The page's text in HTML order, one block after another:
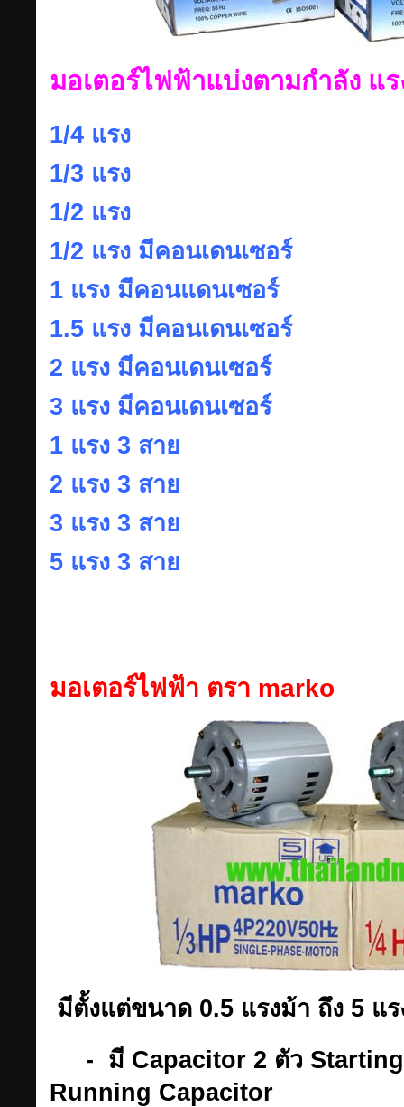
มอเตอร์ไฟฟ้าแบ่งตามกำลัง แ
1/4 แรง
1/3 แรง
1/2 แรง
1/2 แรง มีคอนเดนเซอร์
1 แรง มีคอนแดนเซอร์
1.5 แรง มีคอนเดนเซอร์
2 แรง มีคอนเดนเซอร์
3 แรง มีคอนเดนเซอร์
1 แรง 3 สาย
2 แรง 3 สาย
3 แรง 3 สาย
5 แรง 3 สาย
มอเตอร์ไฟฟ้า ตรา marko
มีตั้งแต่ขนาด 0.5 แรงม้า ถึง 5 แร
- มี Capacitor 2 ตัว Starting
Running Capacitor